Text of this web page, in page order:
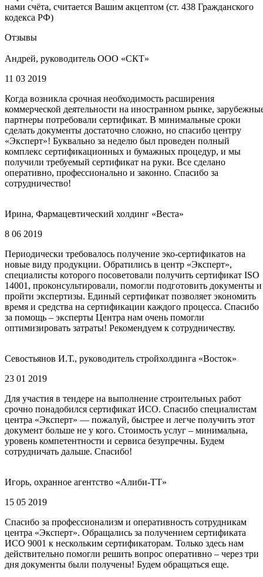
нами счёта, считается Вашим акцептом (ст. 438 Гражданского
кодекса РФ)
Отзывы
Андрей, руководитель ООО «СКТ»
11 03 2019
Когда возникла срочная необходимость расширения
коммерческой деятельности на иностранном рынке,
партнеры потребовали сертификат. В минимальные сроки
сделать документы достаточно сложно, но спасибо центру
«Эксперт»! Буквально за неделю был проведен полный
комплекс сертификационных и бумажных процедур, и мы
получили требуемый сертификат на руки. Все сделано
оперативно, профессионально и законно. Спасибо за
сотрудничество!
Ирина, Фармацевтический холдинг «Веста»
8 06 2019
Периодически требовалось получение эко-сертификатов на
новые виду продукции. Обратились в центр «Эксперт»,
специалисты которого посоветовали получить сертификат ISO
14001, проконсультировали, помогли подготовить документы и
пройти экспертизы. Единый сертификат позволяет экономить
время и средства на сертификации каждого процесса. Спасибо
за помощь – эксперты Центра нам очень помогли
оптимизировать затраты! Рекомендуем к сотрудничеству.
Севостьянов И.Т., руководитель стройхолдинга «Восток»
23 01 2019
Для участия в тендере на выполнение строительных работ
срочно понадобился сертификат ИСО. Спасибо специалистам
центра «Эксперт» — пожалуй, быстрее и легче получить этот
документ больше не у кого. Стоимость услуг – минимальна,
уровень компетентности и сервиса безупречны. Будем
сотрудничать дальше. Спасибо!
Игорь, охранное агентство «Алиби-ТТ»
15 05 2019
Спасибо за профессионализм и оперативность сотрудникам
центра «Эксперт». Обращались за получением сертификата
ИСО 9001 к нескольким сертификаторам. Только здесь нам
действительно помогли решить вопрос оперативно – через три
дня документы были получены! Будем обращаться еще.